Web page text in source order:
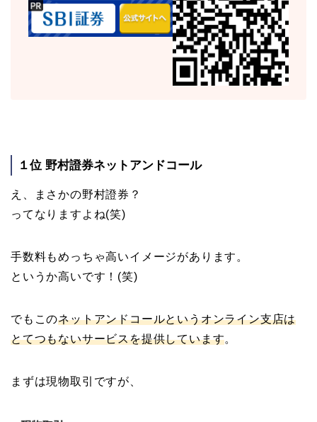
１位 野村證券ネットアンドコール
え、まさかの野村證券？
ってなりますよね(笑)
手数料もめっちゃ高いイメージがあります。
というか高いです！(笑)
でもこのネットアンドコールというオンライン支店は
とてつもないサービスを提供しています。
まずは現物取引ですが、